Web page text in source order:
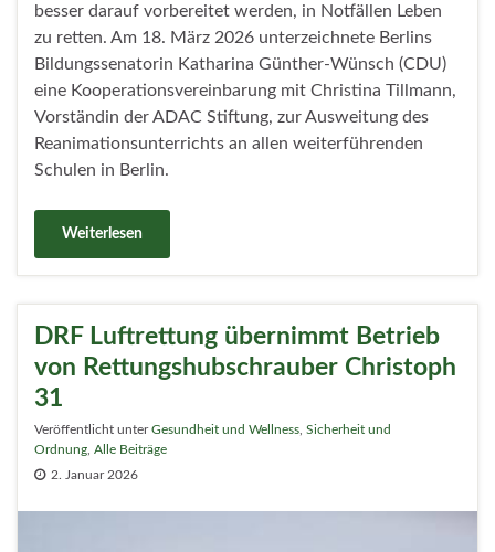
besser darauf vorbereitet werden, in Notfällen Leben
zu retten. Am 18. März 2026 unterzeichnete Berlins
Bildungssenatorin Katharina Günther-Wünsch (CDU)
eine Kooperationsvereinbarung mit Christina Tillmann,
Vorständin der ADAC Stiftung, zur Ausweitung des
Reanimationsunterrichts an allen weiterführenden
Schulen in Berlin.
Weiterlesen
DRF Luftrettung übernimmt Betrieb
von Rettungshubschrauber Christoph
31
Veröffentlicht unterGesundheit und Wellness Sicherheit und
Ordnung Alle Beiträge
2. Januar 2026